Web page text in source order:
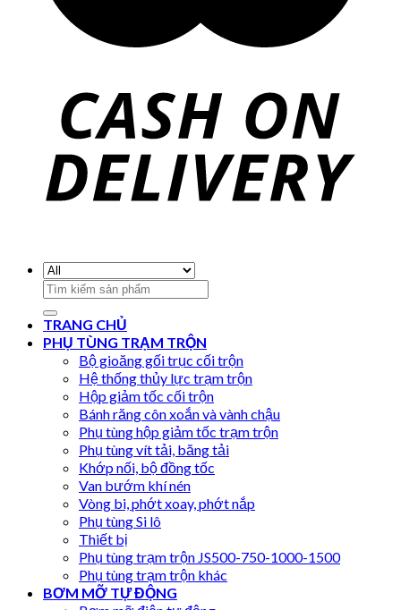
Search
for:
TRANG CHỦ
PHỤ TÙNG TRẠM TRỘN
Bộ gioăng gối trục cối trộn
Hệ thống thủy lực trạm trộn
Hộp giảm tốc cối trộn
Bánh răng côn xoắn và vành chậu
Phụ tùng hộp giảm tốc trạm trộn
Phụ tùng vít tải, băng tải
Khớp nối, bộ đồng tốc
Van bướm khí nén
Vòng bi, phớt xoay, phớt nắp
Phụ tùng Si lô
Thiết bị
Phụ tùng trạm trộn JS500-750-1000-1500
Phụ tùng trạm trộn khác
BƠM MỠ TỰ ĐỘNG